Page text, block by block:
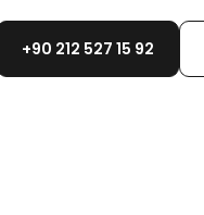
+90 212 527 15 92